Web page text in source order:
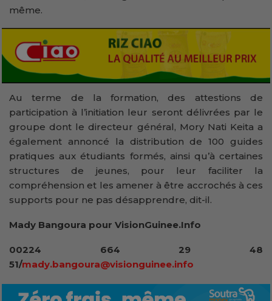
même.
Au terme de la formation, des attestions de
participation à l’initiation leur seront délivrées par le
groupe dont le directeur général, Mory Nati Keita a
également annoncé la distribution de 100 guides
pratiques aux étudiants formés, ainsi qu’à certaines
structures de jeunes, pour leur faciliter la
compréhension et les amener à être accrochés à ces
supports pour ne pas désapprendre, dit-il.
Mady Bangoura pour VisionGuinee.Info
00224 664 29 48
51/mady.bangoura@visionguinee.info